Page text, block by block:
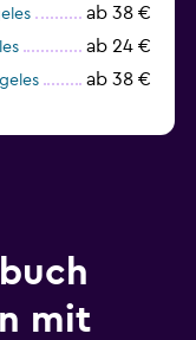
ab 38 €
ab 24 €
ab 38 €
mit